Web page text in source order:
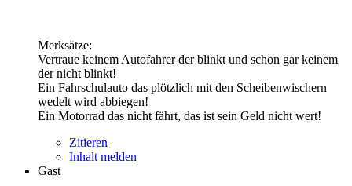
Merksätze:
Vertraue keinem Autofahrer der blinkt und schon gar keinem
der nicht blinkt!
Ein Fahrschulauto das plötzlich mit den Scheibenwischern
wedelt wird abbiegen!
Ein Motorrad das nicht fährt, das ist sein Geld nicht wert!
Zitieren
Inhalt melden
Gast